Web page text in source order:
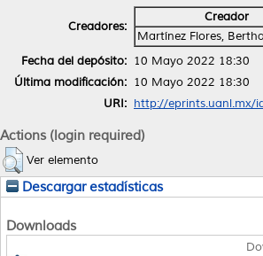
Creadores:
Creador
Martínez Flores,
Fecha del depósito: 10 Mayo 2022 18:30
Última modificación: 10 Mayo 2022 18:30
URI: http://eprints.uanl.mx/
Actions (login required)
Ver elemento
Descargar estadísticas
Downloads